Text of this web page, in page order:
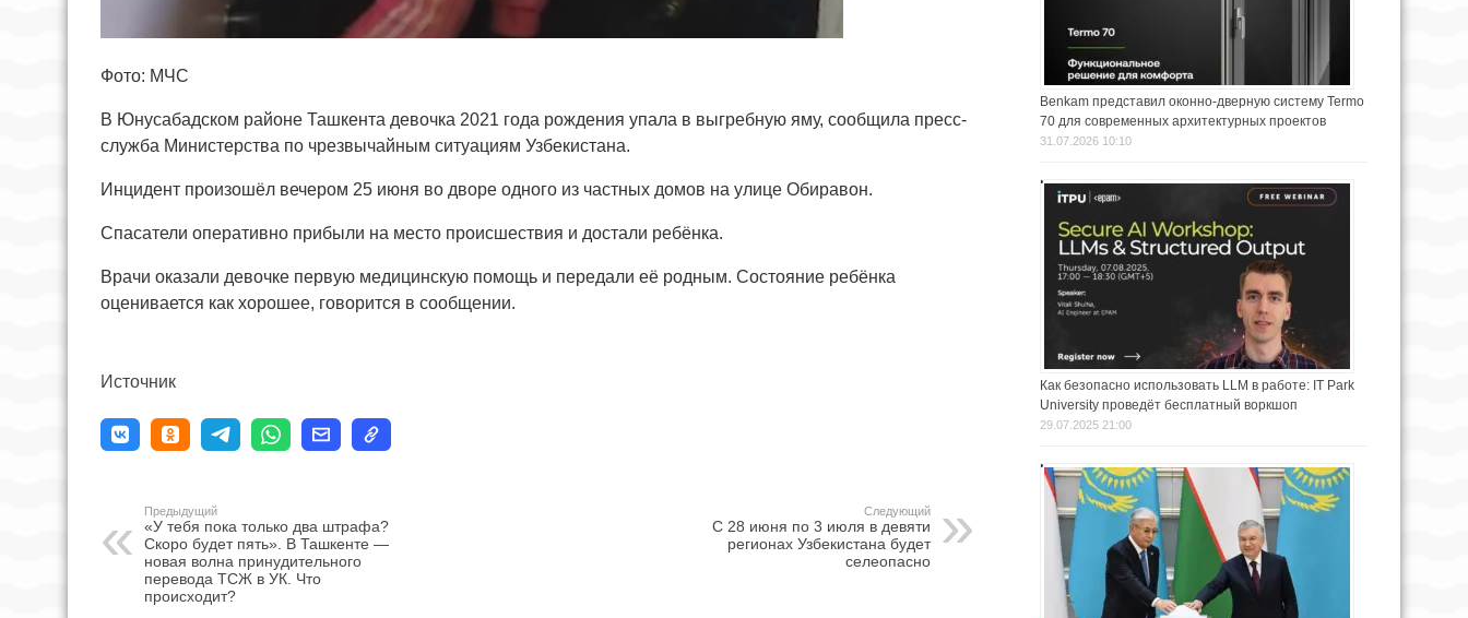
Фото: МЧС
В Юнусабадском районе Ташкента девочка 2021 года рождения упала в выгребную яму, сообщила пресс-
служба Министерства по чрезвычайным ситуациям Узбекистана.
Инцидент произошёл вечером 25 июня во дворе одного из частных домов на улице Обиравон.
Спасатели оперативно прибыли на место происшествия и достали ребёнка.
Врачи оказали девочке первую медицинскую помощь и передали её родным. Состояние ребёнка
оценивается как хорошее, говорится в сообщении.
Источник
Предыдущий
«У тебя пока только два штрафа?
Скоро будет пять». В Ташкенте —
новая волна принудительного
перевода ТСЖ в УК. Что
происходит?
Следующий
С 28 июня по 3 июля в девяти
регионах Узбекистана будет
селеопасно
Benkam представил оконно-дверную систему Termo
70 для современных архитектурных проектов
31.07.2026 10:10
Как безопасно использовать LLM в работе: IT Park
University проведёт бесплатный воркшоп
29.07.2025 21:00